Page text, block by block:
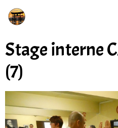
Stage interne
(7)